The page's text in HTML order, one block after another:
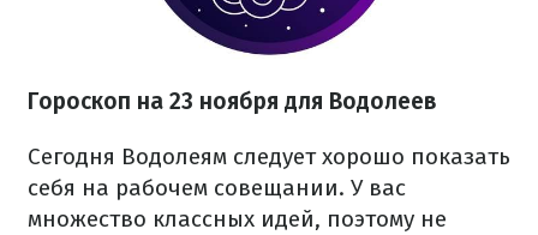
Гороскоп на 23 ноября для Водолеев
Сегодня Водолеям следует хорошо показать
себя на рабочем совещании. У вас
множество классных идей, поэтому не